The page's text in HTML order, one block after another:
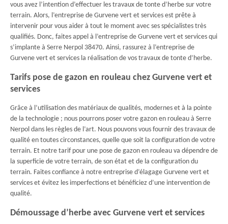
vous avez l’intention d’effectuer les travaux de tonte d’herbe sur votre
terrain. Alors, l’entreprise de Gurvene vert et services est prête à
intervenir pour vous aider à tout le moment avec ses spécialistes très
qualifiés. Donc, faites appel à l’entreprise de Gurvene vert et services qui
s’implante à Serre Nerpol 38470. Ainsi, rassurez à l’entreprise de
Gurvene vert et services la réalisation de vos travaux de tonte d’herbe.
Tarifs pose de gazon en rouleau chez Gurvene vert et
services
Grâce à l’utilisation des matériaux de qualités, modernes et à la pointe
de la technologie ; nous pourrons poser votre gazon en rouleau à Serre
Nerpol dans les règles de l’art. Nous pouvons vous fournir des travaux de
qualité en toutes circonstances, quelle que soit la configuration de votre
terrain. Et notre tarif pour une pose de gazon en rouleau va dépendre de
la superficie de votre terrain, de son état et de la configuration du
terrain. Faites confiance à notre entreprise d’élagage Gurvene vert et
services et évitez les imperfections et bénéficiez d’une intervention de
qualité.
Démoussage d’herbe avec Gurvene vert et services